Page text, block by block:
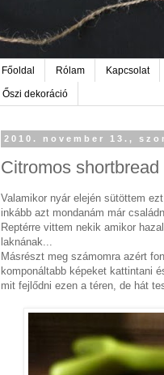
Főoldal Rólam Kapcsolat
Őszi dekoráció
2010. november 13.,
Citromos shortbread
Valamikor nyár elején sütöttem
inkább azt mondanám már
Reptérre vittem nekik amikor
laknának...
Másrészt meg számomra azért
komponáltabb képeket kattintani
mit fejlődni ezen a téren, de hát